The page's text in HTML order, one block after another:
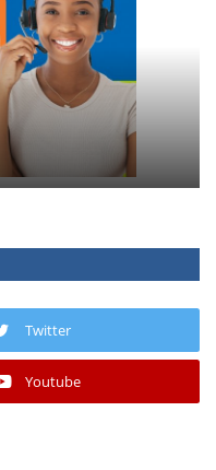
Twitter
Youtube